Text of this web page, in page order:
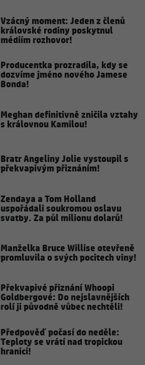
Vzácný moment: Jeden z členů
královské rodiny poskytnul
médiím rozhovor!
Producentka prozradila, kdy se
dozvíme jméno nového Jamese
Bonda!
Meghan definitivně zničila vztahy
s královnou Kamilou!
Bratr Angeliny Jolie vystoupil s
překvapivým přiznáním!
Zendaya a Tom Holland
uspořádali soukromou oslavu
svatby. Za půl milionu dolarů!
Manželka Bruce Willise otevřeně
promluvila o svých pocitech viny!
Překvapivé přiznání Whoopi
Goldbergové: Do nejslavnějších
rolí ji původně vůbec nechtěli!
Předpověď počasí do neděle:
Teploty se vrátí nad tropickou
hranici!